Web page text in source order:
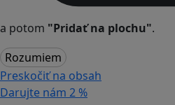
a potom "Pridať na plochu".
Rozumiem
Preskočiť na obsah
Darujte nám 2 %